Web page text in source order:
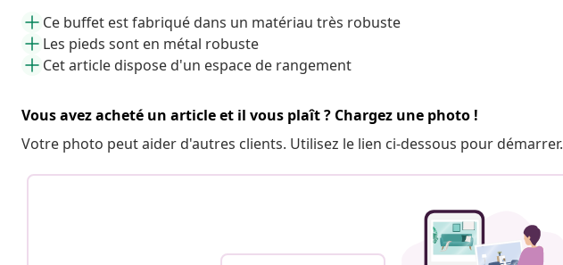
Ce buffet est fabriqué dans un matériau très robuste
Les pieds sont en métal robuste
Cet article dispose d'un espace de rangement
Vous avez acheté un article et il vous plaît ? Chargez une photo !
Votre photo peut aider d'autres clients. Utilisez le lien ci-dessous pour démarrer.